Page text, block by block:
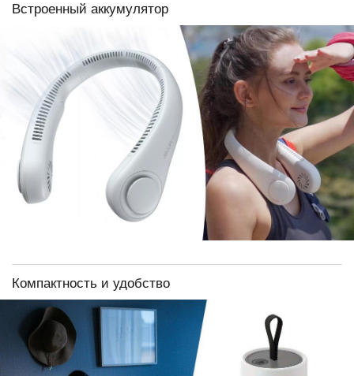
Встроенный аккумулятор
Компактность и удобство